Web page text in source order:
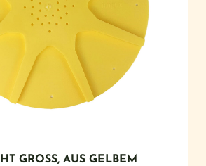
GROSS, AUS GELBEM K